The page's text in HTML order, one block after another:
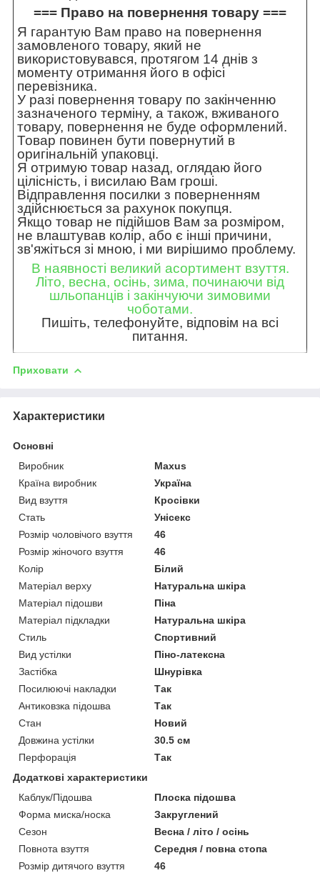
=== Право на повернення товару ===
Я гарантую Вам право на повернення
замовленого товару, який не
використовувався, протягом 14 днів з
моменту отримання його в офісі
перевізника.
У разі повернення товару по закінченню
зазначеного терміну, а також, вживаного
товару, повернення не буде оформлений.
Товар повинен бути повернутий в
оригінальній упаковці.
Я отримую товар назад, оглядаю його
цілісність, і висилаю Вам гроші.
Відправлення посилки з поверненням
здійснюється за рахунок покупця.
Якщо товар не підійшов Вам за розміром,
не влаштував колір, або є інші причини,
зв'яжіться зі мною, і ми вирішимо проблему.
В наявності великий асортимент взуття.
Літо, весна, осінь, зима, починаючи від
шльопанців і закінчуючи зимовими
чоботами.
Пишіть, телефонуйте, відповім на всі
питання.
Приховати
Характеристики
Основні
Виробник
Maxus
Країна виробник
Україна
Вид взуття
Кросівки
Стать
Унісекс
Розмір чоловічого взуття
46
Розмір жіночого взуття
46
Колір
Білий
Матеріал верху
Натуральна шкіра
Матеріал підошви
Піна
Матеріал підкладки
Натуральна шкіра
Стиль
Спортивний
Вид устілки
Піно-латексна
Застібка
Шнурівка
Посилюючі накладки
Так
Антиковзка підошва
Так
Стан
Новий
Довжина устілки
30.5 см
Перфорація
Так
Додаткові характеристики
Каблук/Підошва
Плоска підошва
Форма миска/носка
Закруглений
Сезон
Весна / літо / осінь
Повнота взуття
Середня / повна стопа
Розмір дитячого взуття
46